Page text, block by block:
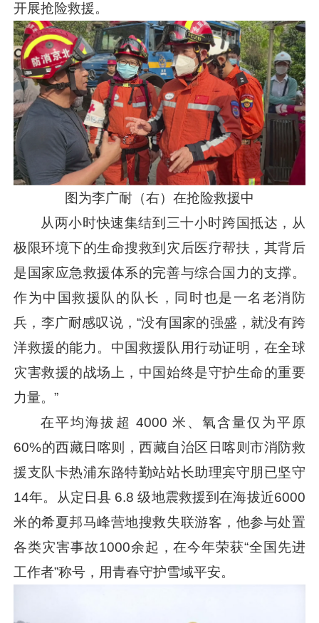
开展抢险救援。
图为李广耐（右）在抢险救援中
从两小时快速集结到三十小时跨国抵达，从
极限环境下的生命搜救到灾后医疗帮扶，其背后
是国家应急救援体系的完善与综合国力的支撑。
作为中国救援队的队长，同时也是一名老消防
兵，李广耐感叹说，“没有国家的强盛，就没有跨
洋救援的能力。中国救援队用行动证明，在全球
灾害救援的战场上，中国始终是守护生命的重要
力量。”
在平均海拔超 4000 米、氧含量仅为平原
60%的西藏日喀则，西藏自治区日喀则市消防救
援支队卡热浦东路特勤站站长助理宾守朋已坚守
14年。从定日县 6.8 级地震救援到在海拔近6000
米的希夏邦马峰营地搜救失联游客，他参与处置
各类灾害事故1000余起，在今年荣获“全国先进
工作者”称号，用青春守护雪域平安。